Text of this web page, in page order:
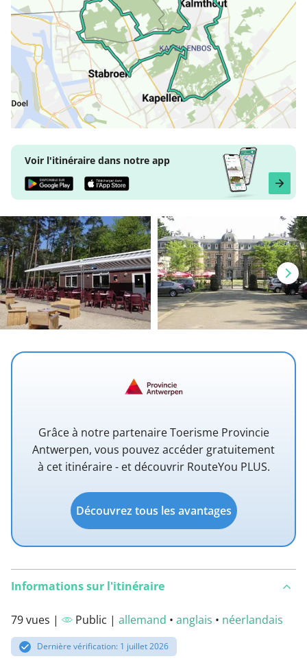
Voir l'itinéraire dans notre app
Grâce à notre partenaire Toerisme Provincie
Antwerpen, vous pouvez accéder gratuitement
à cet itinéraire - et découvrir RouteYou PLUS.
Découvrez tous les avantages
Informations sur l'itinéraire
79 vues | Public | allemand • anglais • néerlandais
Dernière vérification: 1 juillet 2026